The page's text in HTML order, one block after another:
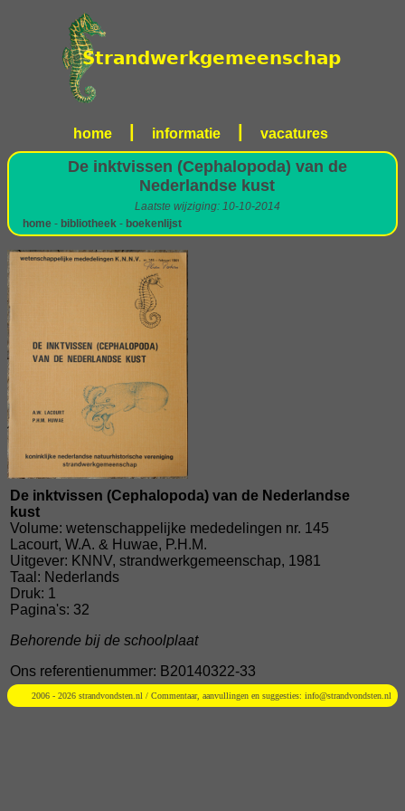
home informatie vacatures
De inktvissen (Cephalopoda) van de
Nederlandse kust
Laatste wijziging: 10-10-2014
home - bibliotheek - boekenlijst
De inktvissen (Cephalopoda) van de Nederlandse
kust
Volume: wetenschappelijke mededelingen nr. 145
Lacourt, W.A. & Huwae, P.H.M.
Uitgever: KNNV, strandwerkgemeenschap, 1981
Taal: Nederlands
Druk: 1
Pagina's: 32
Behorende bij de schoolplaat
Ons referentienummer: B20140322-33
2006 - 2026 strandvondsten.nl / Commentaar, aanvullingen en suggesties: info@strandvondsten.nl